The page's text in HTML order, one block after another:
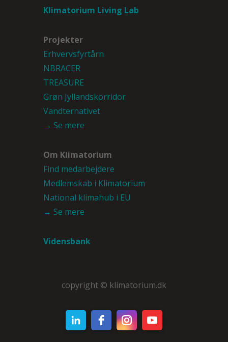
Klimatorium Living Lab
Projekter
Erhvervsfyrtårn
NBRACER
TREASURE
Grøn Jyllandskorridor
Vandternativet
→ Se mere
Om Klimatorium
Find medarbejdere
Medlemskab i Klimatorium
National klimahub i EU
→ Se mere
Vidensbank
copyright © klimatorium.dk